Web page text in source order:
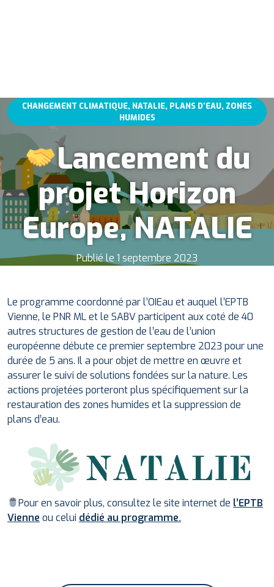
CHANGEMENT CLIMATIQUE, NATALIE, PLANS D'EAU, ZONES
HUMIDES
Lancement du
projet Horizon
Europe, NATALIE
Publié le 1 septembre 2023
Le programme coordonné par l’OIEau et auquel l’EPTB
Vienne, le PNR ML et le SABV participent aux coté de 40
autres structures de gestion de l’eau de l’union
européenne débute ce premier septembre 2023 pour une
durée de 5 ans. Il a pour objet de mettre en œuvre et
assurer le suivi de solutions fondées sur la nature. Les
actions projetées porteront plus spécifiquement sur la
restauration des zones humides et la suppression de
plans d’eau.
Pour en savoir plus, consultez le site internet de l’EPTB
Vienne ou celui dédié au programme.